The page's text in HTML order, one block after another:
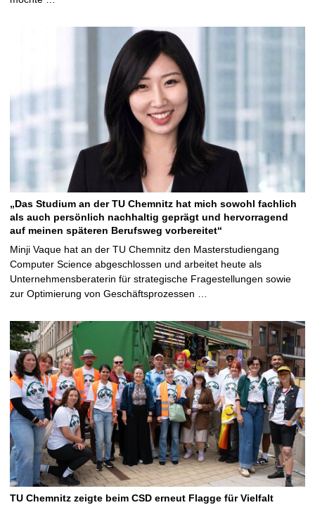
„Das Studium an der TU Chemnitz hat mich sowohl fachlich
als auch persönlich nachhaltig geprägt und hervorragend
auf meinen späteren Berufsweg vorbereitet“
Minji Vaque hat an der TU Chemnitz den Masterstudiengang
Computer Science abgeschlossen und arbeitet heute als
Unternehmensberaterin für strategische Fragestellungen sowie
zur Optimierung von Geschäftsprozessen …
TU Chemnitz zeigte beim CSD erneut Flagge für Vielfalt